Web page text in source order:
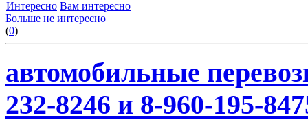
Интересно Вам интересно
Больше не интересно
(0)
автомобильные
232-8246 и 8-960-195-